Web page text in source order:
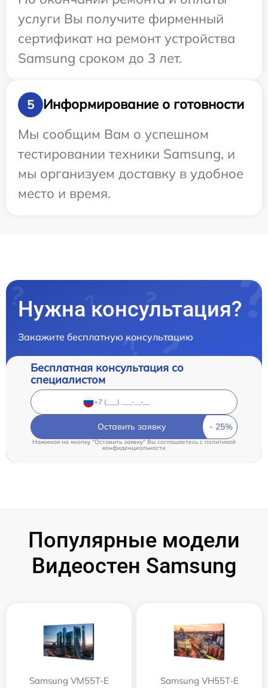
услуги Вы получите фирменный
сертификат на ремонт устройства
Samsung сроком до 3 лет.
5
Информирование о готовности
Мы сообщим Вам о успешном
тестировании техники Samsung, и
мы организуем доставку в удобное
место и время.
Нужна консультация?
Закажите бесплатную консультацию
Бесплатная консультация со
специалистом
Оставить заявку
Нажимая на кнопку "Оставить заявку" Вы соглашаетесь cполитикой
конфиденциальности
Популярные модели
Видеостен Samsung
Samsung VM55T-E Samsung VH55T-E